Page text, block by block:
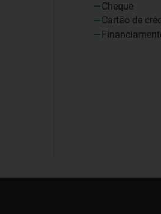
Cheque
Cartão de